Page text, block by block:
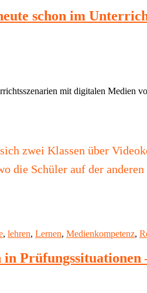
schon im
mit digitalen Medien
zwei Klassen über
die Schüler auf der
, lehren, Lernen, Medienkompetenz,
in